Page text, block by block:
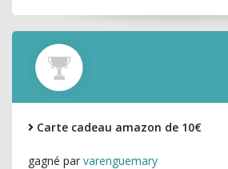
Carte cadeau amazon de 10€
gagné par varenguemary